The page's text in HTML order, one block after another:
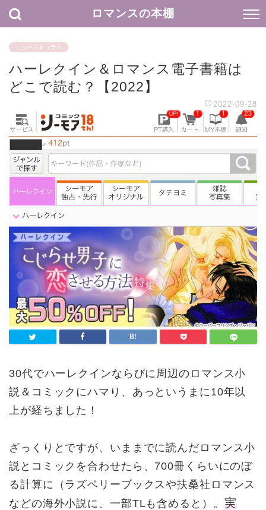
ロマンスの本棚
ニュース＆コラム
ハーレクイン＆ロマンス電子書籍は
どこで読む？【2022】
2022-09-28
30代でハーレクインならびに周辺のロマンス小
説＆コミックにハマり、あっというまに10年以
上が経ちました！
ざっくりとですが、いままでに読んだロマンス小
説とコミックを合わせたら、700冊くらいにのぼ
る計算に（ラズベリーブックスや扶桑社ロマンス
などの海外小説に、一部TLも含めると）。 実